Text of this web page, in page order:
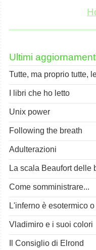
Ultimi
Tutte, ma proprio tutte,
I libri che ho letto
Unix power
Following the breath
Adulterazioni
La scala Beaufort delle
Come somministrare...
L'inferno è esotermico
Vladimiro e i suoi colori
Il Consiglio di Elrond